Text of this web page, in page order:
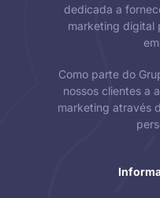
dedicada a
marketing digital
Como parte do
nossos clientes a
marketing através